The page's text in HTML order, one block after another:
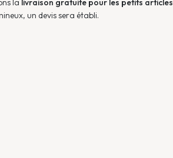
la livraison gratuite pour les petits articles
un devis sera établi.